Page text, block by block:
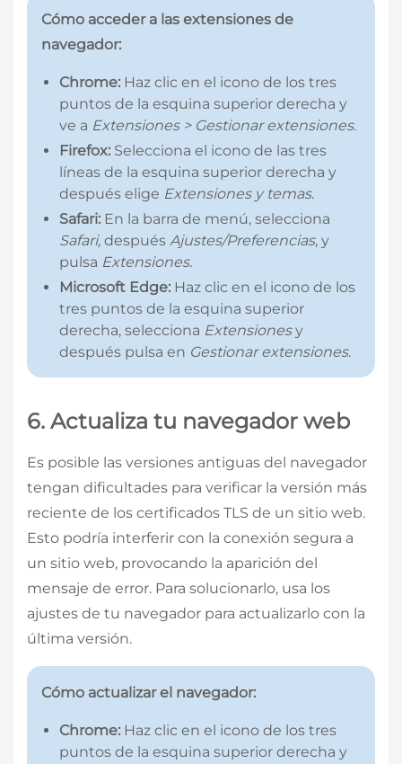
Cómo acceder a las extensiones de
navegador:
Chrome: Haz clic en el icono de los tres
puntos de la esquina superior derecha y
ve a Extensiones > Gestionar extensiones.
Firefox: Selecciona el icono de las tres
líneas de la esquina superior derecha y
después elige Extensiones y temas.
Safari: En la barra de menú, selecciona
Safari, después Ajustes/Preferencias, y
pulsa Extensiones.
Microsoft Edge: Haz clic en el icono de los
tres puntos de la esquina superior
derecha, selecciona Extensionesy
después pulsa en Gestionar extensiones.
6. Actualiza tu navegador web
Es posible las versiones antiguas del navegador
tengan dificultades para verificar la versión más
reciente de los certificados TLS de un sitio web.
Esto podría interferir con la conexión segura a
un sitio web, provocando la aparición del
mensaje de error. Para solucionarlo, usa los
ajustes de tu navegador para actualizarlo con la
última versión.
Cómo actualizar el navegador:
Chrome: Haz clic en el icono de los tres
puntos de la esquina superior derecha y